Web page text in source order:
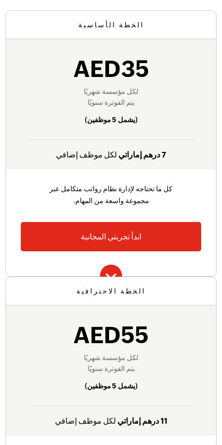
الخطة الأساسية
AED35
لكل مؤسسة شهريًا
يتم الفوترة سنويًا
(يشمل 5 موظفين )
7 درهم إماراتي لكل موظف إضافي
كل ما تحتاجه لإدارة نظام رواتب متكامل عبر
مجموعة واسعة من المهام.
ابدأ تجربتي المجانية
إصدار كشوف الرواتب تلقائيًا
الامتثال لأنظمة الإمارات مثل WPS، والمعاشات،
ومكافأة نهاية الخدمة
إنشاء ملفات SIF للرواتب بشكل تلقائي لعمليات الدفع
مكوّنات الرواتب الجاهزة والمخصّصة مثل البدلات
والخصومات
دعم عبر الهاتف والبريد الإلكتروني
الخطة الاحترافية
AED55
لكل مؤسسة شهريًا
يتم الفوترة سنويًا
(يشمل 5 موظفين )
11 درهم إماراتي لكل موظف إضافي